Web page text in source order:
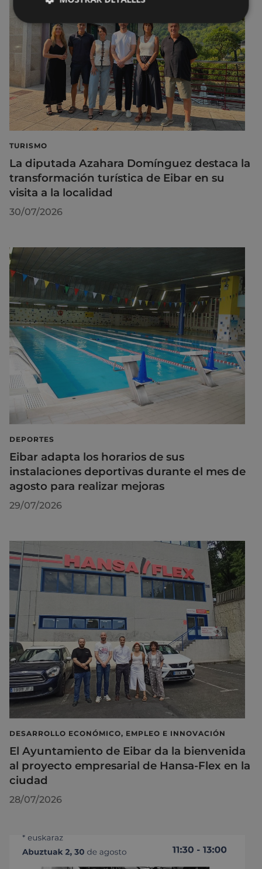
TURISMO
La diputada Azahara Domínguez destaca la
transformación turística de Eibar en su
visita a la localidad
30/07/2026
DEPORTES
Eibar adapta los horarios de sus
instalaciones deportivas durante el mes de
agosto para realizar mejoras
29/07/2026
DESARROLLO ECONÓMICO, EMPLEO E INNOVACIÓN
El Ayuntamiento de Eibar da la bienvenida
al proyecto empresarial de Hansa-Flex en la
ciudad
28/07/2026